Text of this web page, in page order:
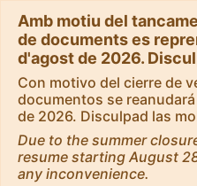
Amb motiu del
de documents es
d'agost de 2026.
Con motivo del cierre de
documentos se
de 2026. Disculpad las
Due to the summer
resume starting August
any inconvenience.